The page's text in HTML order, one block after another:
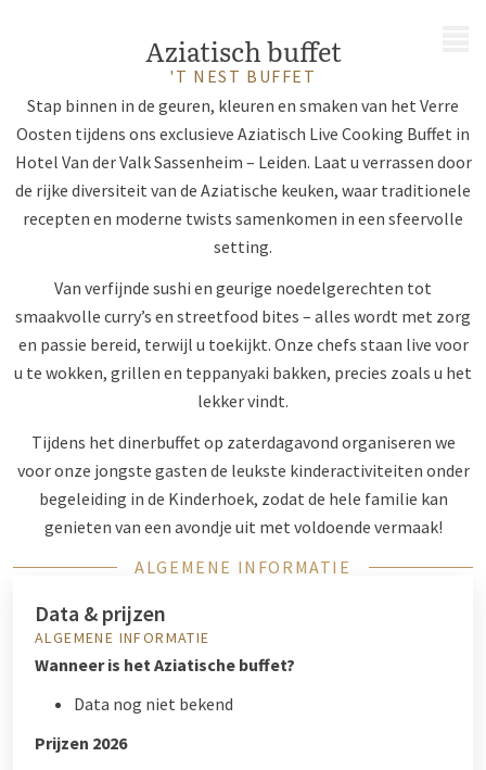
Aziatisch buffet
'T NEST BUFFET
Stap binnen in de geuren, kleuren en smaken van het Verre
Oosten tijdens ons exclusieve Aziatisch Live Cooking Buffet in
Hotel Van der Valk Sassenheim – Leiden. Laat u verrassen door
de rijke diversiteit van de Aziatische keuken, waar traditionele
recepten en moderne twists samenkomen in een sfeervolle
setting.
Van verfijnde sushi en geurige noedelgerechten tot
smaakvolle curry’s en streetfood bites – alles wordt met zorg
en passie bereid, terwijl u toekijkt. Onze chefs staan live voor
u te wokken, grillen en teppanyaki bakken, precies zoals u het
lekker vindt.
Tijdens het dinerbuffet op zaterdagavond organiseren we
voor onze jongste gasten de leukste kinderactiviteiten onder
begeleiding in de Kinderhoek, zodat de hele familie kan
genieten van een avondje uit met voldoende vermaak!
ALGEMENE INFORMATIE
Data & prijzen
ALGEMENE INFORMATIE
Wanneer is het Aziatische buffet?
Data nog niet bekend
Prijzen 2026